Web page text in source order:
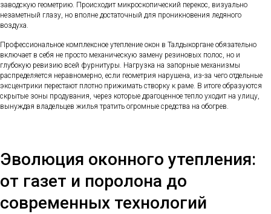
заводскую геометрию. Происходит микроскопический перекос, визуально
незаметный глазу, но вполне достаточный для проникновения ледяного
воздуха.
Профессиональное комплексное утепление окон в Талдыкоргане обязательно
включает в себя не просто механическую замену резиновых полос, но и
глубокую ревизию всей фурнитуры. Нагрузка на запорные механизмы
распределяется неравномерно, если геометрия нарушена, из-за чего отдельные
эксцентрики перестают плотно прижимать створку к раме. В итоге образуются
скрытые зоны продувания, через которые драгоценное тепло уходит на улицу,
вынуждая владельцев жилья тратить огромные средства на обогрев.
Эволюция оконного утепления:
от газет и поролона до
современных технологий